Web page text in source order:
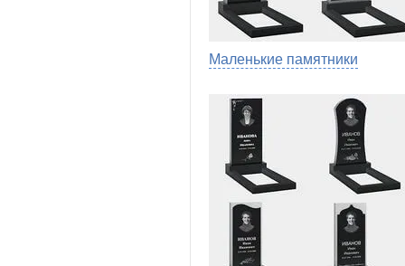
Маленькие памятники